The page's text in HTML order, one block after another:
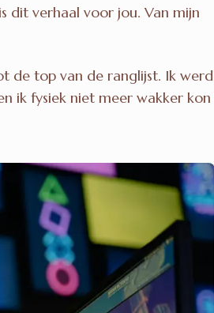
dit verhaal voor jou. Van mijn
de top van de ranglijst. Ik werd
ik fysiek niet meer wakker kon